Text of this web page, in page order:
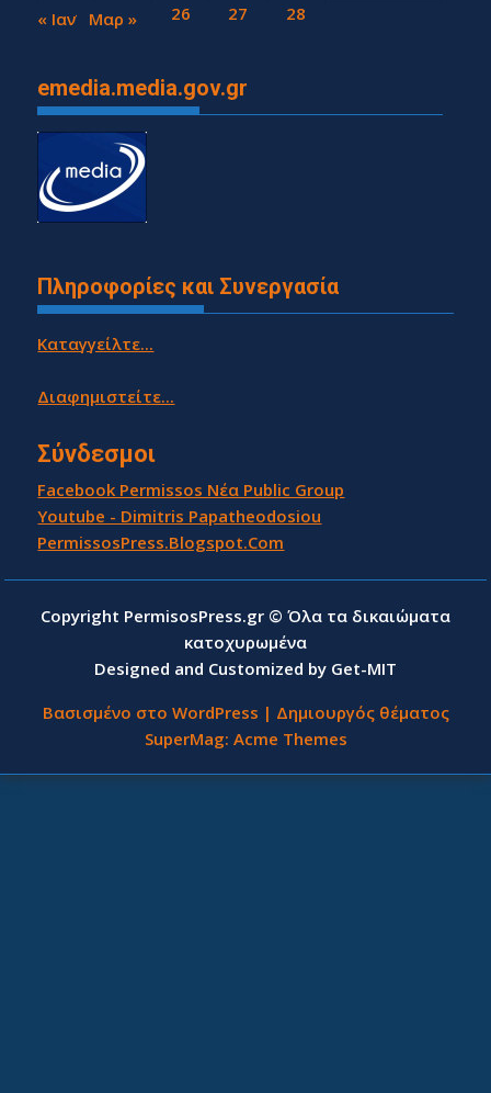
24
25 26 27 28
« Ιαν Μαρ »
emedia.media.gov.gr
Πληροφορίες και Συνεργασία
Καταγγείλτε...
Διαφημιστείτε...
Σύνδεσμοι
Facebook Permissos Νέα Public Group
Youtube - Dimitris Papatheodosiou
PermissosPress.Blogspot.Com
Copyright PermisosPress.gr © Όλα τα δικαιώματα
κατοχυρωμένα
Designed and Customized by Get-MIT
Βασισμένο στο WordPress | Δημιουργός θέματος
SuperMag: Acme Themes